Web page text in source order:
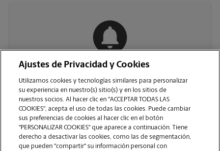
Ajustes de Privacidad y Cookies
Utilizamos cookies y tecnologías similares para personalizar
su experiencia en nuestro(s) sitio(s) y en los sitios de
nuestros socios. Al hacer clic en "ACCEPTAR TODAS LAS
COOKIES", acepta el uso de todas las cookies. Puede cambiar
sus preferencias de cookies al hacer clic en el botón
"PERSONALIZAR COOKIES" que aparece a continuación. Tiene
derecho a desactivar las cookies, como las de segmentación,
que pueden "compartir" su información personal con